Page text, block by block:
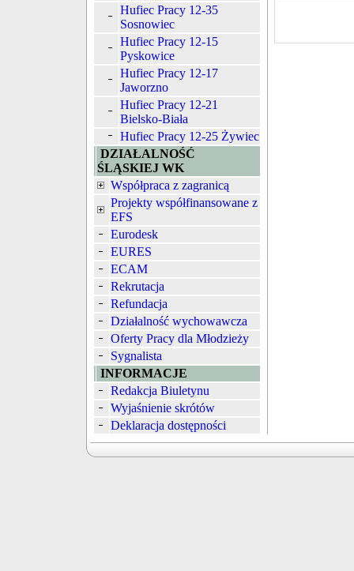
Hufiec Pracy 12-35
Sosnowiec
Hufiec Pracy 12-15
Pyskowice
Hufiec Pracy 12-17
Jaworzno
Hufiec Pracy 12-21
Bielsko-Biała
Hufiec Pracy 12-25 Żywiec
DZIAŁALNOŚĆ
ŚLĄSKIEJ WK
Współpraca z zagranicą
Projekty współfinansowane z
EFS
Eurodesk
EURES
ECAM
Rekrutacja
Refundacja
Działalność wychowawcza
Oferty Pracy dla Młodzieży
Sygnalista
INFORMACJE
Redakcja Biuletynu
Wyjaśnienie skrótów
Deklaracja dostępności